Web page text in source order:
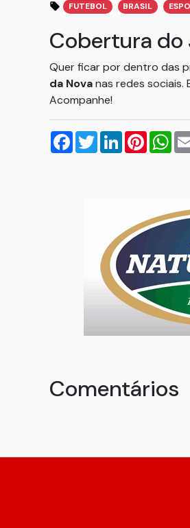
FUTEBOL BRASIL
Cobertura do
Quer ficar por dentro das
da Novanas redes sociais.
Acompanhe!
Facebook
TwitterLinkedIn
Comentários